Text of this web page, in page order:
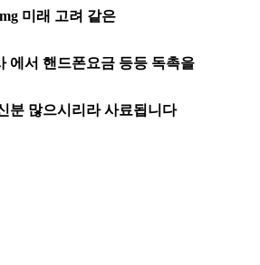
mg 미래 고려 같은
에서 핸드폰요금 등등 독촉을
분 많으시리라 사료됩니다